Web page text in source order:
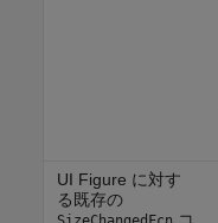
UI Figure に対す
る既存の
コ